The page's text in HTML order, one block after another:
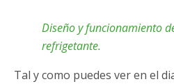
Diseño y funcionamiento
refrigetante.
Tal y como puedes ver en el